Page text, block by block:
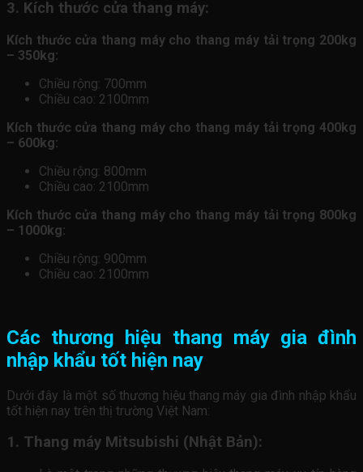
3. Kích thước cửa thang máy:
Kích thước cửa thang máy cho thang máy tải trọng 200kg
– 350kg:
Chiều rộng: 700mm
Chiều cao: 2100mm
Kích thước cửa thang máy cho thang máy tải trọng 400kg
– 600kg:
Chiều rộng: 800mm
Chiều cao: 2100mm
Kích thước cửa thang máy cho thang máy tải trọng 800kg
– 1000kg:
Chiều rộng: 900mm
Chiều cao: 2100mm
Các thương hiệu thang máy gia đình
nhập khẩu tốt hiện nay
Dưới đây là một số thương hiệu thang máy gia đình nhập khẩu
tốt hiện nay trên thị trường Việt Nam:
1. Thang máy Mitsubishi (Nhật Bản):